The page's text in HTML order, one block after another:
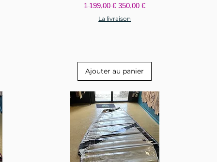
Prix original
1 199,00 € Prix promotionnel
350,00 €
La livraison
Ajouter au panier